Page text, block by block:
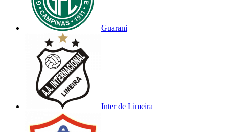
Guarani
Inter de Limeira